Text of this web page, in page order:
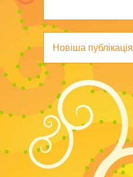
Новіша публікація